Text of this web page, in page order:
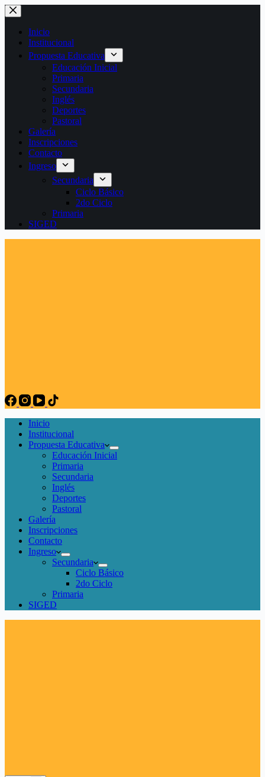
Saltar
al
contenido
Inicio
Institucional
Propuesta Educativa
Educación Inicial
Primaria
Secundaria
Inglés
Deportes
Pastoral
Galería
Inscripciones
Contacto
Ingreso
Secundaria
Ciclo Básico
2do Ciclo
Primaria
SIGED
Inicio
Institucional
Propuesta Educativa
Educación Inicial
Primaria
Secundaria
Inglés
Deportes
Pastoral
Galería
Inscripciones
Contacto
Ingreso
Secundaria
Ciclo Básico
2do Ciclo
Primaria
SIGED